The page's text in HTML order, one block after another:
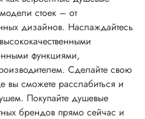
стоек – от
дизайнов. Наслаждайтесь
функциями,
Сделайте свою
вы сможете расслабиться и
Покупайте душевые
брендов прямо сейчас и